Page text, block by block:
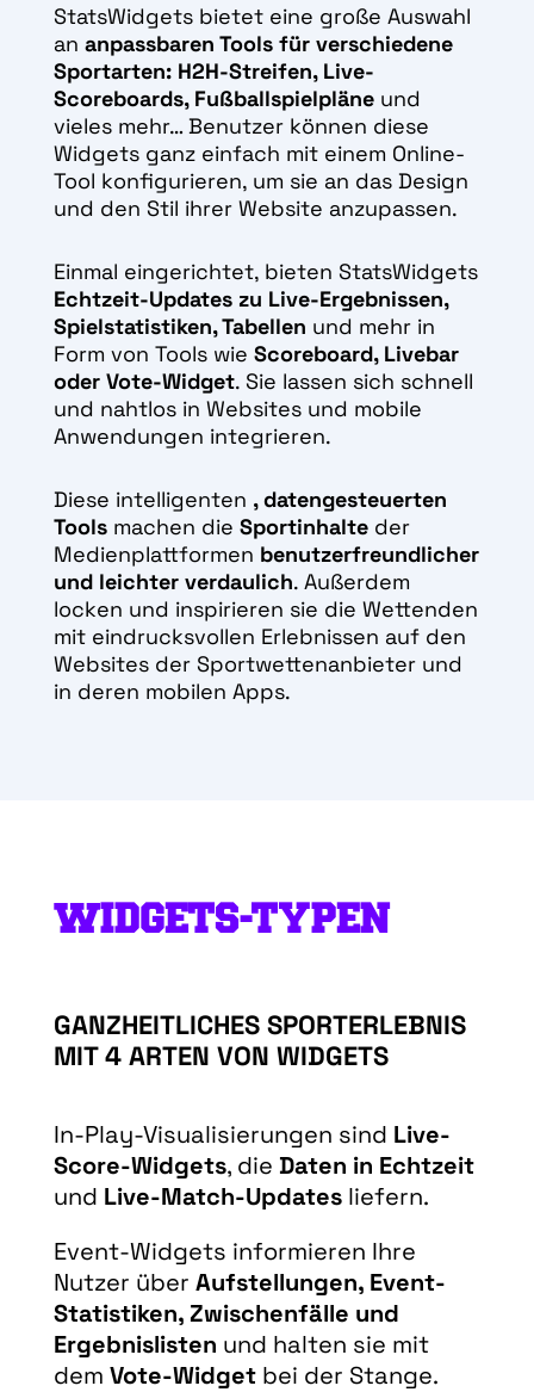
StatsWidgets bietet eine große Auswahl
an anpassbaren Tools für verschiedene
Sportarten: H2H-Streifen, Live-
Scoreboards, Fußballspielpläne und
vieles mehr… Benutzer können diese
Widgets ganz einfach mit einem Online-
Tool konfigurieren, um sie an das Design
und den Stil ihrer Website anzupassen.
Einmal eingerichtet, bieten StatsWidgets
Echtzeit-Updates zu Live-Ergebnissen,
Spielstatistiken, Tabellen und mehr in
Form von Tools wie Scoreboard, Livebar
oder Vote-Widget. Sie lassen sich schnell
und nahtlos in Websites und mobile
Anwendungen integrieren.
Diese intelligenten , datengesteuerten
Toolsmachen die Sportinhalteder
Medienplattformen benutzerfreundlicher
und leichter verdaulich. Außerdem
locken und inspirieren sie die Wettenden
mit eindrucksvollen Erlebnissen auf den
Websites der Sportwettenanbieter und
in deren mobilen Apps.
WIDGETS-TYPEN
GANZHEITLICHES SPORTERLEBNIS
MIT 4 ARTEN VON WIDGETS
In-Play-Visualisierungen sind Live-
Score-Widgets, die Daten in Echtzeit
und Live-Match-Updatesliefern.
Event-Widgets informieren Ihre
Nutzer über Aufstellungen, Event-
Statistiken, Zwischenfälle und
Ergebnislisten und halten sie mit
dem Vote-Widgetbei der Stange.